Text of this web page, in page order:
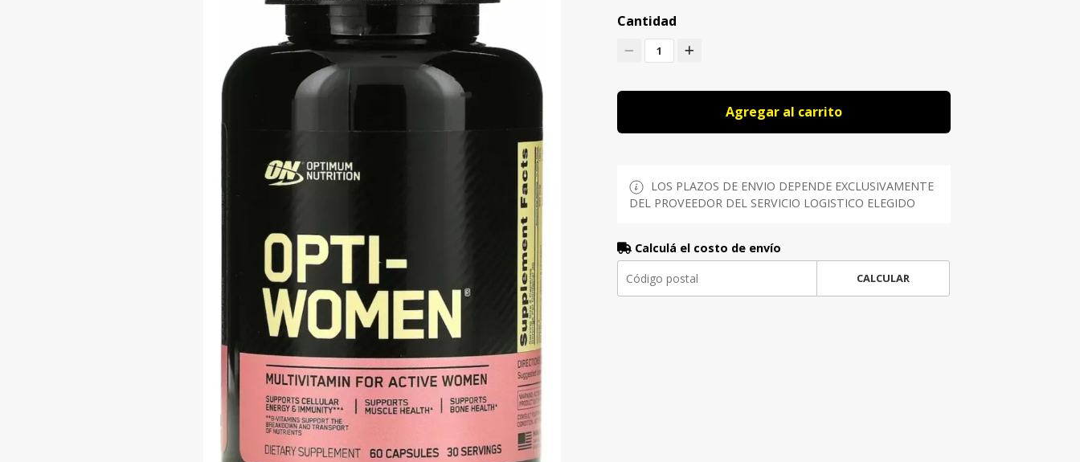
Cantidad
1
Agregar al carrito
LOS PLAZOS DE ENVIO DEPENDE EXCLUSIVAMENTE
DEL PROVEEDOR DEL SERVICIO LOGISTICO ELEGIDO
Calculá el costo de envío
CALCULAR